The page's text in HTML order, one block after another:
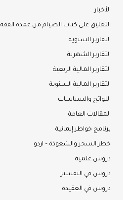
الأخبار
التعليق على كتاب الصيام من عمدة الفقه
التقارير السنوية
التقارير الشهرية
التقارير المالية الربعية
التقارير المالية السنوية
اللوائح والسياسات
المقالات العامة
برنامج خواطر إيمانية
خطر السحر والشعوذة – اردو
دروس علمية
دروس في التفسير
دروس في العقيدة